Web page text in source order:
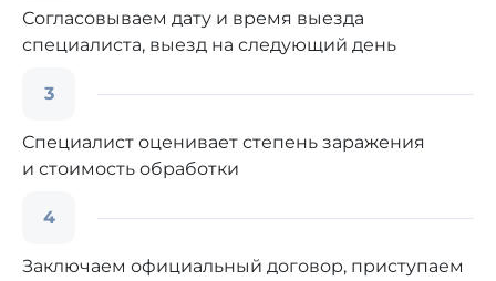
Согласовываем дату и время выезда
специалиста, выезд на следующий день
3
Специалист оценивает степень заражения
и стоимость обработки
4
Заключаем официальный договор, приступаем